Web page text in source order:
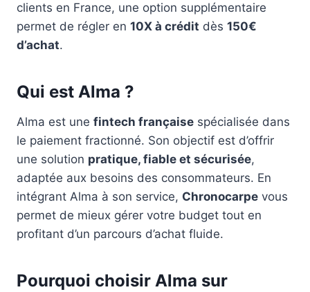
clients en France, une option supplémentaire
permet de régler en 10X à crédit dès 150€
d’achat.
Qui est Alma ?
Alma est une fintech française spécialisée dans
le paiement fractionné. Son objectif est d’offrir
une solution pratique, fiable et sécurisée,
adaptée aux besoins des consommateurs. En
intégrant Alma à son service, Chronocarpe vous
permet de mieux gérer votre budget tout en
profitant d’un parcours d’achat fluide.
Pourquoi choisir Alma sur